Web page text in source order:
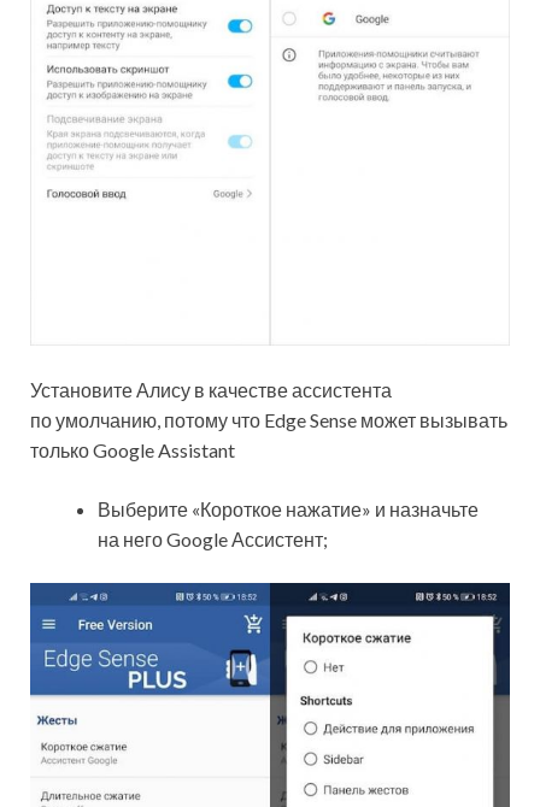
Установите Алису в качестве ассистента
по умолчанию, потому что Edge Sense может вызывать
только Google Assistant
Выберите «Короткое нажатие» и назначьте
на него Google Ассистент;